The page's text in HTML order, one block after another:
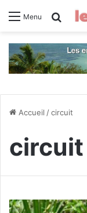
Menu
Accueil /circuit
circuit